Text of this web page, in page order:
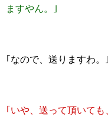
ますやん。｣
｢なので、送りますわ。｣
｢いや、送って頂いて